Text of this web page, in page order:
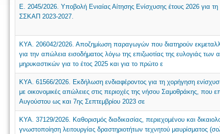
Ε. 2045/2026. Υποβολή Ενιαίας Αίτησης Ενίσχυσης έτους 2026 για
ΣΣΚΑΠ 2023-2027.
ΚΥΑ. 206042/2026. Αποζημίωση παραγωγών που διατηρούν
για την απώλεια εισοδήματος λόγω της επιζωοτίας της ευλογιάς
μηρυκαστικών για το έτος 2025 και για το πρώτο ε
ΚΥΑ. 61566/2026. Εκδήλωση ενδιαφέροντος για τη χορήγηση
με οικονομικές απώλειες στις περιοχές της νήσου Σαμοθράκης, που
Αυγούστου ως και 7ης Σεπτεμβρίου 2023 σε
ΚΥΑ. 37129/2026. Καθορισμός διαδικασίας, περιεχομένου και
γνωστοποίηση λειτουργίας δραστηριοτήτων τεχνητού μαυρίσματος